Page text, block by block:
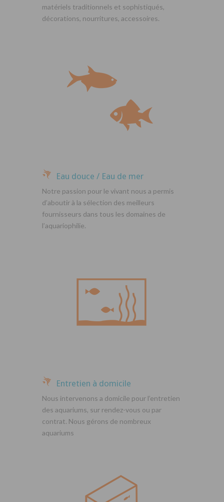
matériels traditionnels et sophistiqués,
décorations, nourritures, accessoires.
Eau douce / Eau de mer
Notre passion pour le vivant nous a permis
d’aboutir à la sélection des meilleurs
fournisseurs dans tous les domaines de
l’aquariophilie.
Entretien à domicile
Nous intervenons a domicile pour l’entretien
des aquariums, sur rendez-vous ou par
contrat. Nous gérons de nombreux
aquariums